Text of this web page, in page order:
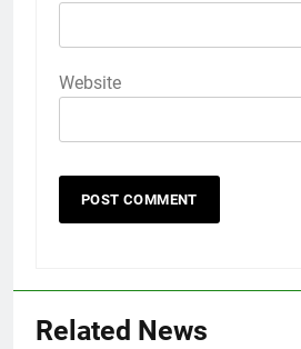
Website
Related News